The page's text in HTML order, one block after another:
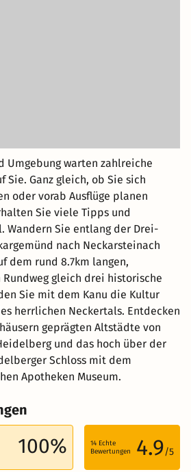
Umgebung warten zahlreiche
Ganz gleich, ob Sie sich
oder vorab Ausflüge planen
Sie viele Tipps und
Wandern Sie entlang der Drei-
nach Neckarsteinach
dem rund 8.7km langen,
gleich drei historische
Sie mit dem Kanu die Kultur
herrlichen Neckertals. Entdecken
geprägten Altstädte von
und das hoch über der
Schloss mit dem
Apotheken Museum.
100% 14 Echte
Bewertungen
4.9/5